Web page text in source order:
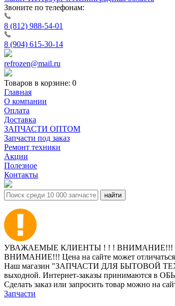
Звоните по телефонам:
8 (812) 988-54-01
8 (904) 615-30-14
refrozen@mail.ru
Товаров в корзине: 0
Главная
О компании
Оплата
Доставка
ЗАПЧАСТИ ОПТОМ
Запчасти под заказ
Ремонт техники
Акции
Полезное
Контакты
УВАЖАЕМЫЕ КЛИЕНТЫ ! ! ! ВНИМАНИЕ!!! По
ВНИМАНИЕ!!! Цена на сайте может отличаться
Наш магазин "ЗАПЧАСТИ ДЛЯ БЫТОВОЙ
выходной. Интернет-заказы принимаются
Сделать заказ или запросить товар можно на
Запчасти